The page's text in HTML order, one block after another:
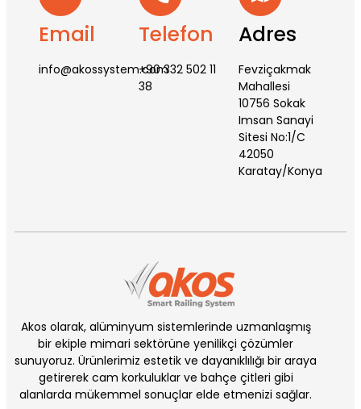
Email
info@akossystem.com
Telefon
+90 332 502 11
38
Adres
Fevziçakmak
Mahallesi
10756 Sokak
Imsan Sanayi
Sitesi No:1/C
42050
Karatay/Konya
Akos olarak, alüminyum sistemlerinde uzmanlaşmış
bir ekiple mimari sektörüne yenilikçi çözümler
sunuyoruz. Ürünlerimiz estetik ve dayanıklılığı bir araya
getirerek cam korkuluklar ve bahçe çitleri gibi
alanlarda mükemmel sonuçlar elde etmenizi sağlar.